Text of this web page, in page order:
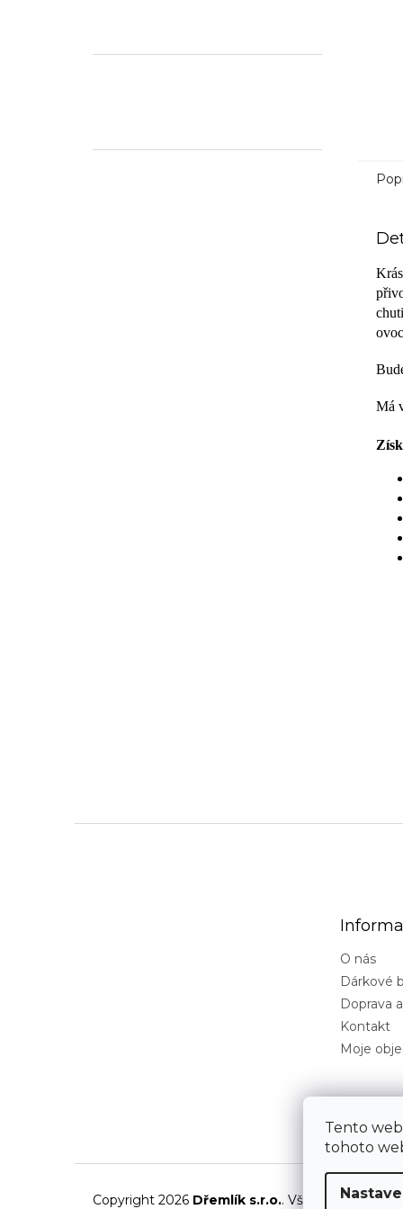
Tento
tohoto
Má
O nás
Dárkové
Doprava
Kontakt
Moje
Copyright 2026 Dřemlík s.r.o.. Všechna práva